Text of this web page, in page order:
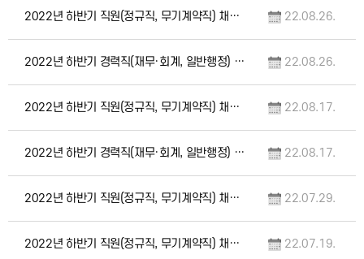
2022년 하반기 직원(정규직, 무기계약직) 채용 최종 합격자 및 향후일정 안내 22.08.26.
2022년 하반기 경력직(재무·회계, 일반행정) 채용 최종 합격자 및 향후일정 안내 22.08.26.
2022년 하반기 직원(정규직, 무기계약직) 채용 서류전형 합격자 및 향후일정 안내 22.08.17.
2022년 하반기 경력직(재무·회계, 일반행정) 채용 서류전형 합격자 및 향후일정 안내 22.08.17.
2022년 하반기 직원(정규직, 무기계약직) 채용 변경 공고 22.07.29.
2022년 하반기 직원(정규직, 무기계약직) 채용 공고 22.07.19.